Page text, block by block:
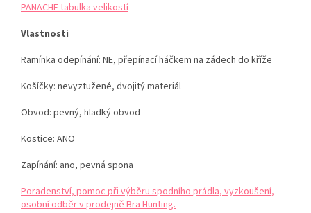
PANACHE tabulka velikostí
Vlastnosti
Ramínka odepínání: NE, přepínací háčkem na zádech do kříže
Košíčky: nevyztužené, dvojitý materiál
Obvod: pevný, hladký obvod
Kostice: ANO
Zapínání: ano, pevná spona
Poradenství, pomoc při výběru spodního prádla, vyzkoušení,
osobní odběr v prodejně Bra Hunting.